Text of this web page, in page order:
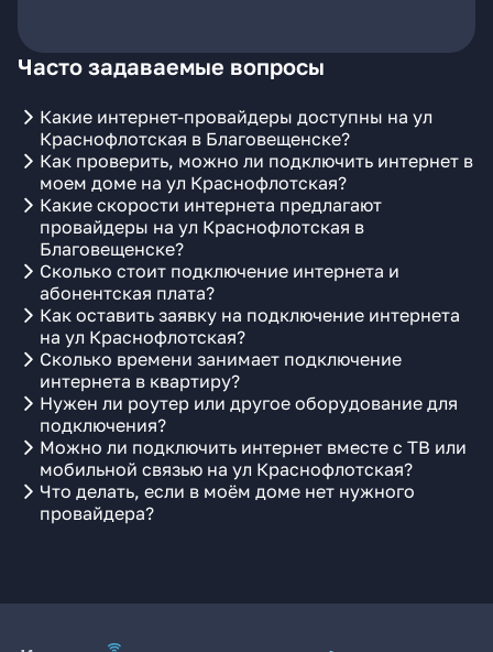
Часто задаваемые вопросы
Какие интернет-провайдеры доступны на ул
Краснофлотская в Благовещенске?
Как проверить, можно ли подключить интернет в
моем доме на ул Краснофлотская?
Какие скорости интернета предлагают
провайдеры на ул Краснофлотская в
Благовещенске?
Сколько стоит подключение интернета и
абонентская плата?
Как оставить заявку на подключение интернета
на ул Краснофлотская?
Сколько времени занимает подключение
интернета в квартиру?
Нужен ли роутер или другое оборудование для
подключения?
Можно ли подключить интернет вместе с ТВ или
мобильной связью на ул Краснофлотская?
Что делать, если в моём доме нет нужного
провайдера?